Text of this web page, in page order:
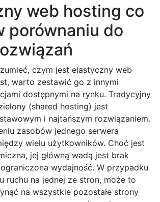
web hosting co
porównaniu do
czym jest elastyczny web
warto zestawić go z innymi
dostępnymi na rynku. Tradycyjny
(shared hosting) jest
i najtańszym rozwiązaniem.
zasobów jednego serwera
wielu użytkowników. Choć jest
jej główną wadą jest brak
wydajność. W przypadku
ruchu na jednej ze stron, może to
na wszystkie pozostałe strony